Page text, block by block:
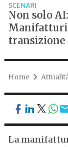
SCENARI
Non solo
transizione
Home
La